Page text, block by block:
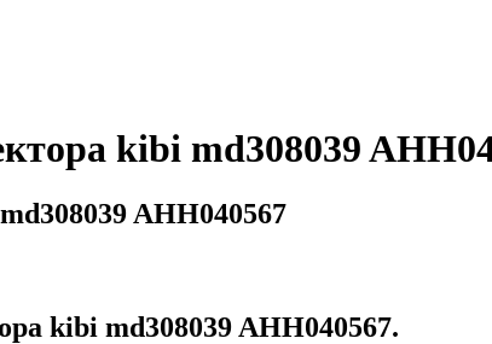
kibi md308039
AHH040567
kibi md308039 AHH040567.